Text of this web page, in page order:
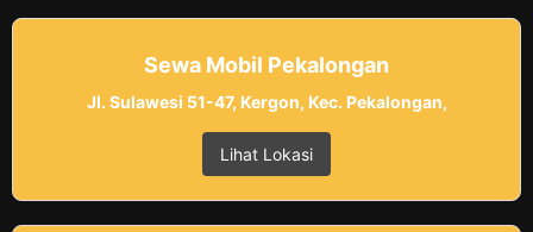
Sewa Mobil Pekalongan
Jl. Sulawesi 51-47, Kergon, Kec. Pekalongan,
Lihat Lokasi